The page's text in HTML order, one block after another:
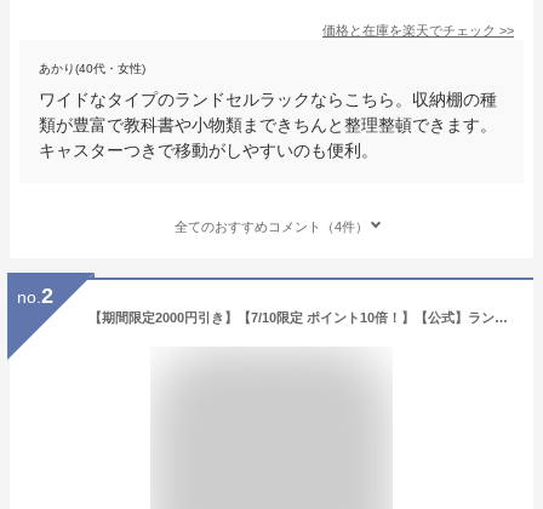
価格と在庫を楽天でチェック >>
あかり(40代・女性)
ワイドなタイプのランドセルラックならこちら。収納棚の種
類が豊富で教科書や小物類まできちんと整理整頓できます。
キャスターつきで移動がしやすいのも便利。
全てのおすすめコメント（4件）
no. 2
【期間限定2000円引き】【7/10限定 ポイント10倍！】【公式】ランドセルラック キャスター付き 完成品 ハンガー 天然木 おしゃれ ラック 棚 マルチラック ハイタイプ ナチュラル 天然木 無垢 シンプル ハンガーラック 扉収納 引き出し 棚板調整 幅70 REFLE ISSEIKI